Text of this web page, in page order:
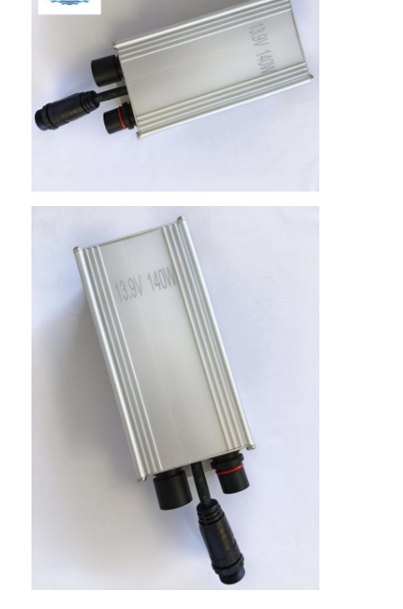
Startseite
Produkte
Qualitätskontrolle